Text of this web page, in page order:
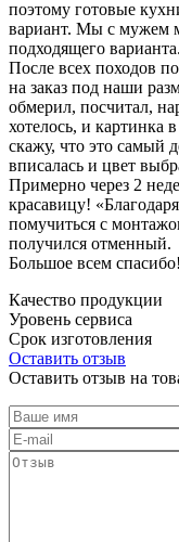
поэтому готовые
вариант. Мы с мужем
подходящего варианта.
После всех походов
на заказ под наши
обмерил, посчитал,
хотелось, и картинка
скажу, что это самый
вписалась и цвет
Примерно через 2
красавицу!
помучиться с
получился отменный.
Большое всем
Качество продукции
Уровень сервиса
Срок изготовления
Оставить отзыв
Оставить отзыв на